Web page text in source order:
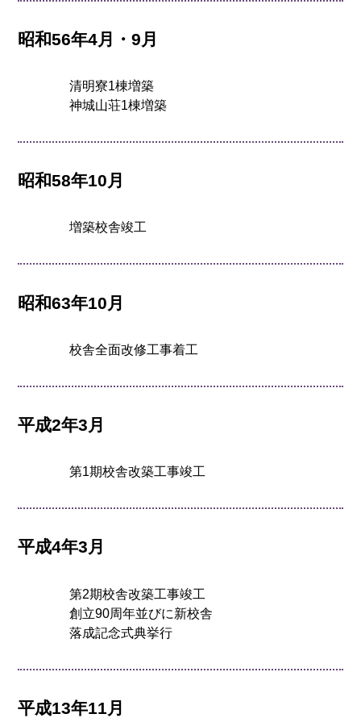
昭和56年4月・9月
清明寮1棟増築
神城山荘1棟増築
昭和58年10月
増築校舎竣工
昭和63年10月
校舎全面改修工事着工
平成2年3月
第1期校舎改築工事竣工
平成4年3月
第2期校舎改築工事竣工
創立90周年並びに新校舎
落成記念式典挙行
平成13年11月